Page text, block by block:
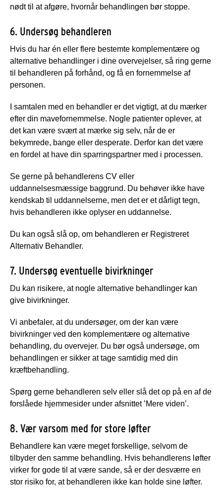
nødt til at afgøre, hvornår behandlingen bør stoppe.
6. Undersøg behandleren
Hvis du har én eller flere bestemte komplementære og
alternative behandlinger i dine overvejelser, så ring gerne
til behandleren på forhånd, og få en fornemmelse af
personen.
I samtalen med en behandler er det vigtigt, at du mærker
efter din mavefornemmelse. Nogle patienter oplever, at
det kan være svært at mærke sig selv, når de er
bekymrede, bange eller desperate. Derfor kan det være
en fordel at have din sparringspartner med i processen.
Se gerne på behandlerens CV eller
uddannelsesmæssige baggrund. Du behøver ikke have
kendskab til uddannelserne, men det er et dårligt tegn,
hvis behandleren ikke oplyser en uddannelse.
Du kan også slå op, om behandleren er Registreret
Alternativ Behandler.
7. Undersøg eventuelle bivirkninger
Du kan risikere, at nogle alternative behandlinger kan
give bivirkninger.
Vi anbefaler, at du undersøger, om der kan være
bivirkninger ved den komplementære og alternative
behandling, du overvejer. Du bør også undersøge, om
behandlingen er sikker at tage samtidig med din
kræftbehandling.
Spørg gerne behandleren selv eller slå det op på en af de
forslåede hjemmesider under afsnittet ’Mere viden’.
8. Vær varsom med for store løfter
Behandlere kan være meget forskellige, selvom de
tilbyder den samme behandling. Hvis behandlerens løfter
virker for gode til at være sande, så er der desværre en
stor risiko for, at behandleren ikke kan holde sine løfter.